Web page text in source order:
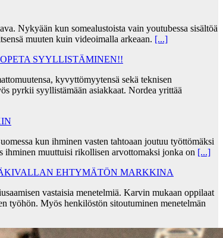
Nykyään kun somealustoista vain youtubessa sisältöä
muuten kuin videoimalla arkeaan. [...]
SYYLLISTÄMINEN!!
kyvyttömyytensä sekä teknisen
pyrkii syyllistämään asiakkaat. Nordea yrittää
kun ihminen vasten tahtoaan joutuu työttömäksi
ihminen muuttuisi rikollisen arvottomaksi jonka on [...]
EHTYMÄTÖN MARKKINA
vastaisia menetelmiä. Karvin mukaan oppilaat
työhön. Myös henkilöstön sitoutuminen menetelmän